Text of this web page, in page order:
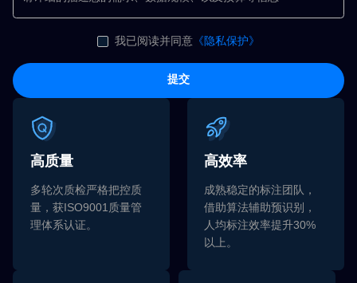
高质量
多轮次质检严格把控质
量，获ISO9001质量管
理体系认证。
高效率
成熟稳定的标注团队，
借助算法辅助预识别，
人均标注效率提升30%
以上。
我已阅读并同意 《隐私保护》
提交